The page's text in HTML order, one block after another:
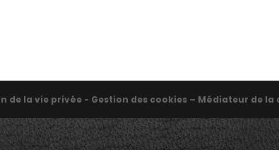
de la vie privée - Gestion des cookies – Médiateur de